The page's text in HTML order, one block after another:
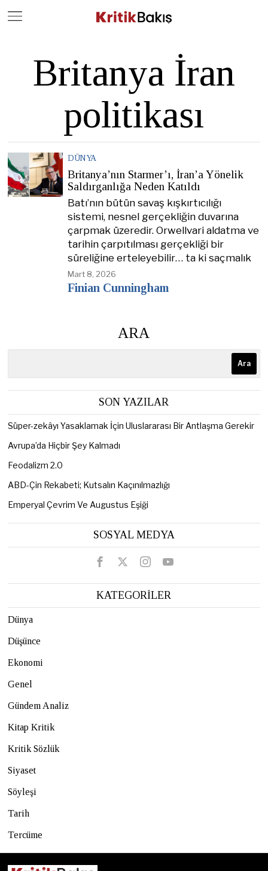
Britanya İran
politikası
DÜNYA
Britanya’nın Starmer’ı, İran’a Yönelik
Saldırganlığa Neden Katıldı
Batı’nın bütün savaş kışkırtıcılığı
sistemi, nesnel gerçekliğin duvarına
çarpmak üzeredir. Orwellvari aldatma ve
tarihin çarpıtılması gerçekliği bir
süreliğine erteleyebilir… ta ki saçmalık
Mart 8, 2026
Finian Cunningham
ARA
Ara
SON YAZILAR
Süper-zekâyı Yasaklamak İçin Uluslararası Bir Antlaşma Gerekir
Avrupa’da Hiçbir Şey Kalmadı
Feodalizm 2.0
ABD-Çin Rekabeti; Kutsalın Kaçınılmazlığı
Emperyal Çevrim Ve Augustus Eşiği
SOSYAL MEDYA
KATEGORİLER
Dünya
Düşünce
Ekonomi
Genel
Gündem Analiz
Kitap Kritik
Kritik Sözlük
Siyaset
Söyleşi
Tarih
Tercüme